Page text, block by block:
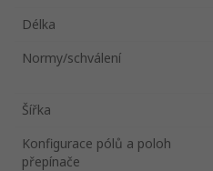
Délka
Normy/schválení
Šířka
Konfigurace pólů a poloh
přepínače